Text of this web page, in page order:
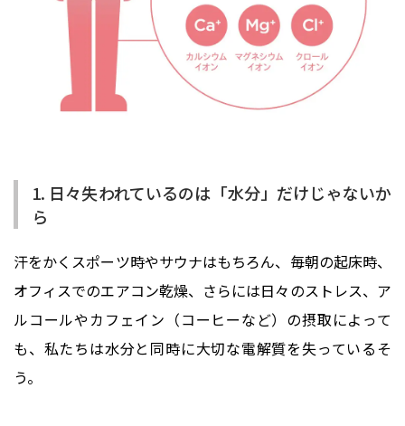
1. 日々失われているのは「水分」だけじゃないか
ら
汗をかくスポーツ時やサウナはもちろん、毎朝の起床時、
オフィスでのエアコン乾燥、さらには日々のストレス、ア
ルコールやカフェイン（コーヒーなど）の摂取によって
も、私たちは水分と同時に大切な電解質を失っているそ
う。